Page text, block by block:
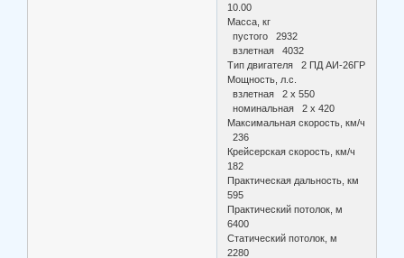
10.00
Масса, кг
пустого 2932
взлетная 4032
Тип двигателя 2 ПД АИ-26ГР
Мощность, л.с.
взлетная 2 х 550
номинальная 2 х 420
Максимальная скорость, км/ч
236
Крейсерская скорость, км/ч
182
Практическая дальность, км
595
Практический потолок, м
6400
Статический потолок, м
2280